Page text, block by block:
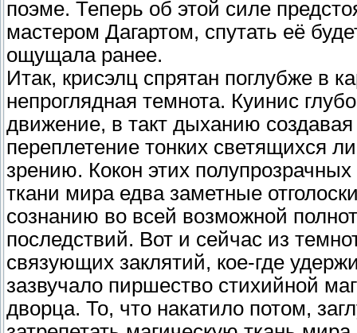
поэме. Теперь об этой силе
мастером Дагартом, спутать её
ощущала ранее.
Итак, крисэлц спрятан поглубже в
непроглядная темнота. Куинис
движение, в такт дыханию
переплетение тонких светящихся
зрению. Кокон этих
ткани мира едва заметные
сознанию во всей возможной
последствий. Вот и сейчас из
связующих заклятий, кое-где
зазвучало пиршество стихийной
дворца. То, что накатило потом,